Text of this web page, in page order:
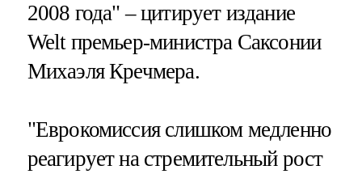
2008 года" – цитирует издание
Welt премьер-министра Саксонии
Михаэля Кречмера.
"Еврокомиссия слишком медленно
реагирует на стремительный рост